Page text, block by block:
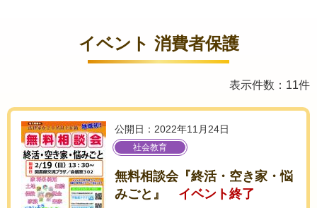
イベント 消費者保護
表示件数：11件
公開日：2022年11月24日
社会教育
無料相談会『終活・空き家・悩
みごと』
イベント終了